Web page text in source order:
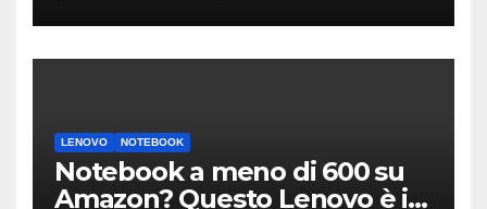
LENOVO NOTEBOOK
Notebook a meno di 600 su
Amazon? Questo Lenovo è il